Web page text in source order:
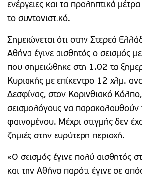
ενέργειες και τα προληπτικά
το συντονιστικό.
Σημειώνεται ότι στην Στερεά
Αθήνα έγινε αισθητός ο σεισμός
που σημειώθηκε στη 1.02 τα
Κυριακής με επίκεντρο 12 χλμ.
Δεσφίνας, στον Κορινθιακό
σεισμολόγους να παρακολουθούν
φαινομένου. Μέχρι στιγμής δεν
ζημιές στην ευρύτερη περιοχή.
«Ο σεισμός έγινε πολύ αισθητός
και την Αθήνα παρότι έγινε σε